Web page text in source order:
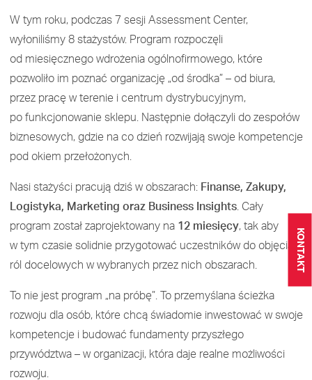
KONTAKT
W tym roku, podczas 7 sesji Assessment Center,
wyłoniliśmy 8 stażystów. Program rozpoczęli
od miesięcznego wdrożenia ogólnofirmowego, które
pozwoliło im poznać organizację „od środka” – od biura,
przez pracę w terenie i centrum dystrybucyjnym,
po funkcjonowanie sklepu. Następnie dołączyli do zespołów
biznesowych, gdzie na co dzień rozwijają swoje kompetencje
pod okiem przełożonych.
Nasi stażyści pracują dziś w obszarach: Finanse, Zakupy,
Logistyka, Marketing oraz Business Insights. Cały
program został zaprojektowany na 12 miesięcy, tak aby
w tym czasie solidnie przygotować uczestników do objęcia
ról docelowych w wybranych przez nich obszarach.
To nie jest program „na próbę”. To przemyślana ścieżka
rozwoju dla osób, które chcą świadomie inwestować w swoje
kompetencje i budować fundamenty przyszłego
przywództwa – w organizacji, która daje realne możliwości
rozwoju.